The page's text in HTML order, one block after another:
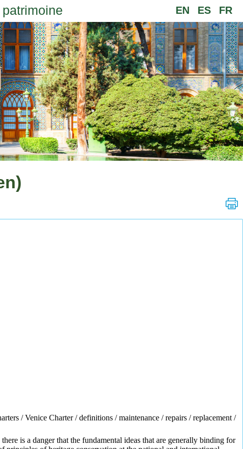
EN ES FR
/ Venice Charter / definitions / maintenance / repairs / replacement /
is a danger that the fundamental ideas that are generally binding for